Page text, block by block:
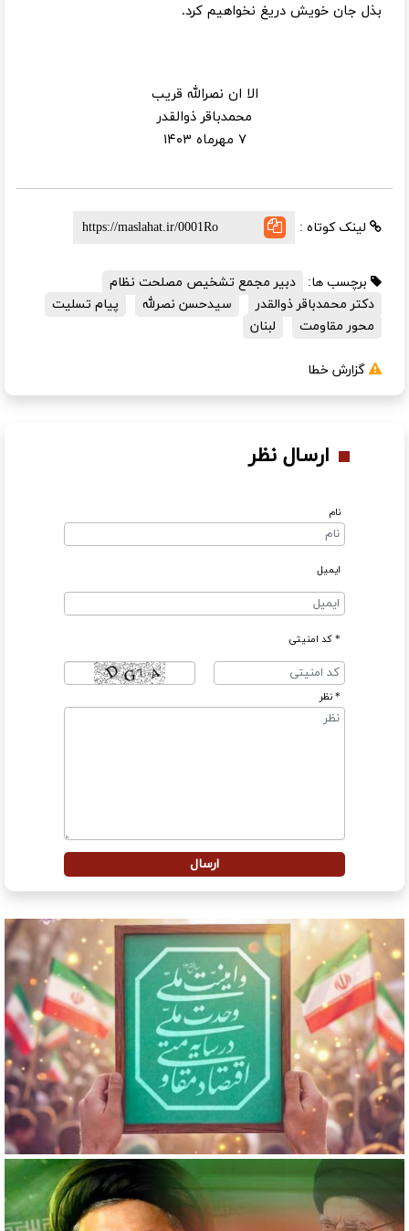
بذل جان خویش دریغ نخواهیم کرد.
الا ان نصرالله قریب
محمدباقر ذوالقدر
۷ مهرماه ۱۴۰۳
لینک کوتاه :
برچسب ها:
دبیر مجمع تشخیص مصلحت نظام
دکتر محمدباقر ذوالقدر
سیدحسن نصرلله
پیام تسلیت
محور مقاومت
لبنان
گزارش خطا
ارسال نظر
نام
ایمیل
* کد امنیتی
* نظر